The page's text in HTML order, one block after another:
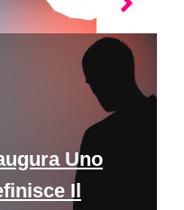
Uno
Il